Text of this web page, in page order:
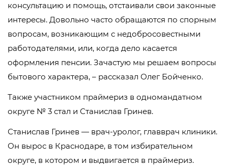
консультацию и помощь, отстаивали свои законные
интересы. Довольно часто обращаются по спорным
вопросам, возникающим с недобросовестными
работодателями, или, когда дело касается
оформления пенсии. Зачастую мы решаем вопросы
бытового характера, – рассказал Олег Бойченко.
Также участником праймериз в одномандатном
округе № 3 стал и Станислав Гринев.
Станислав Гринев — врач-уролог, главврач клиники.
Он вырос в Краснодаре, в том избирательном
округе, в котором и выдвигается в праймериз.